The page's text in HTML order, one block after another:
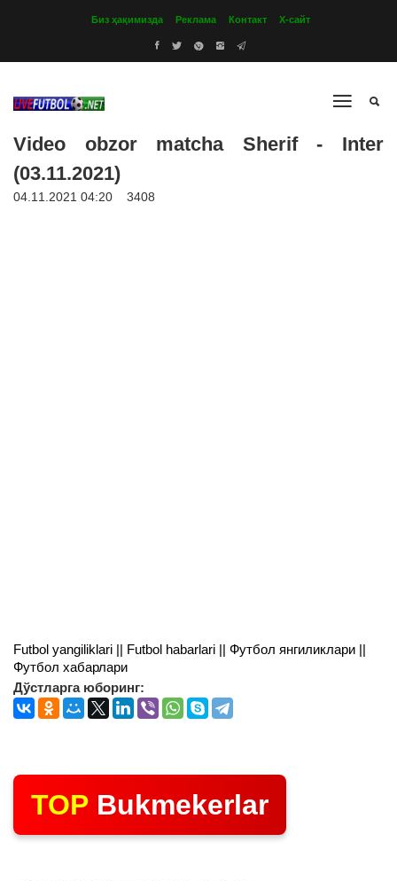
Биз ҳақимизда Реклама Контакт Х-сайт
Video obzor matcha Sherif - Inter
(03.11.2021)
04.11.2021 04:20 3408
Futbol yangiliklari || Futbol habarlari || Футбол янгиликлари ||
Футбол хабарлари
Дўстларга юборинг:
TOP Bukmekerlar